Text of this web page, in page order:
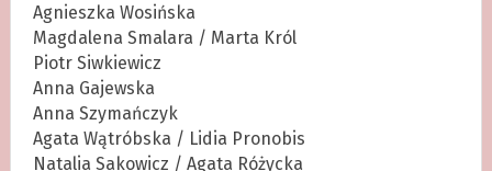
Agnieszka Wosińska
Magdalena Smalara / Marta Król
Piotr Siwkiewicz
Anna Gajewska
Anna Szymańczyk
Agata Wątróbska / Lidia Pronobis
Natalia Sakowicz / Agata Różycka